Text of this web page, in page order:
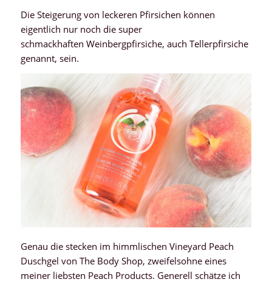
Die Steigerung von leckeren Pfirsichen können
eigentlich nur noch die super
schmackhaften Weinbergpfirsiche, auch Tellerpfirsiche
genannt, sein.
Genau die stecken im himmlischen Vineyard Peach
Duschgel von The Body Shop, zweifelsohne eines
meiner liebsten Peach Products. Generell schätze ich